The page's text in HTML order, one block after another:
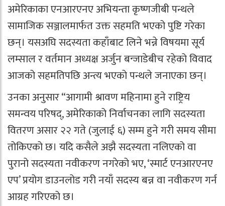
अमेरिकाका एनआरएनए अभियन्ता कृष्णजीबी पन्थले
सामाजिक सञ्जालमार्फत उक्त सहमति भएको पुष्टि गरेका
छन्। यसअघि सदस्यता कहाँबाट लिने भन्ने विषयमा सूर्य
लम्साल र वर्तमान अध्यक्ष अर्जुन बन्जाडेबीच रहेको विवाद
आजको सहमतिपछि अन्त्य भएको पन्थले जनाएका छन्।
उनका अनुसार “आगामी श्रावण महिनामा हुने राष्ट्रिय
समन्वय परिषद्, अमेरिकाको निर्वाचनका लागि सदस्यता
वितरण असार २२ गते (जुलाई ६) सम्म हुने गरी समय सीमा
तोकिएको छ। यदि कसैले अझै सदस्यता नलिएको वा
पुरानो सदस्यता नवीकरण नगरेको भए, ‘स्मार्ट एनआरएनए
एप’ प्रयोग डाउनलोड गरी नयाँ सदस्य बन्न वा नवीकरण गर्न
आग्रह गरिएको छ।